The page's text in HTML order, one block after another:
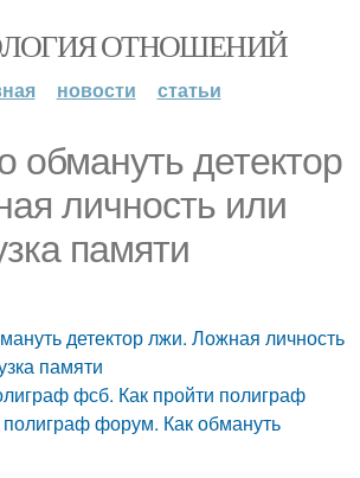
ОТНОШЕНИЙ
новости статьи
обмануть детектор
личность или
памяти
детектор лжи. Ложная личность
памяти
фсб. Как пройти полиграф
полиграф форум. Как обмануть